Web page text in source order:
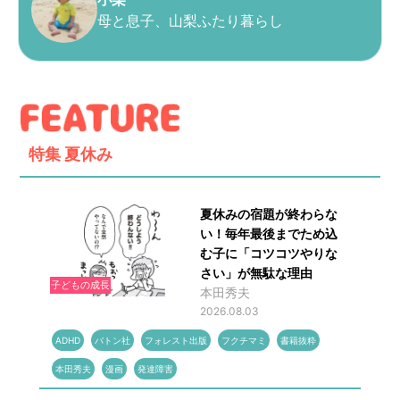
母と息子、山梨ふたり暮らし
特集 夏休み
子どもの成長
夏休みの宿題が終わらな
い！毎年最後までため込
む子に「コツコツやりな
さい」が無駄な理由
本田秀夫
2026.08.03
ADHD バトン社 フォレスト出版 フクチマミ 書籍抜粋
本田秀夫 漫画 発達障害